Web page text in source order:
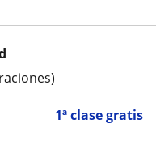
1ª clase gratis